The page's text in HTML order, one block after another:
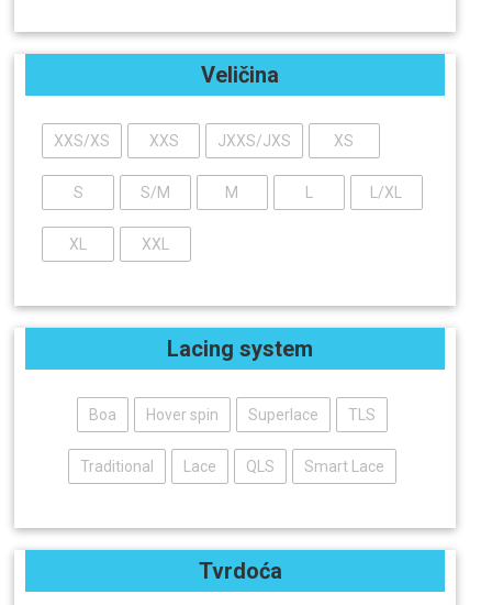
Veličina
XXS/XS XXS JXXS/JXS XS
S S/M M L/XL
XL XXL
Lacing system
Boa Hover spin Superlace TLS
Traditional Lace QLS Smart Lace
Tvrdoća